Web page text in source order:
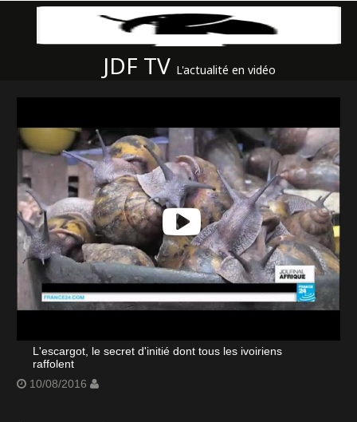
JDF TV L'actualité en vidéo
L'escargot, le secret d'initié dont tous les ivoiriens
raffolent
10/08/2016